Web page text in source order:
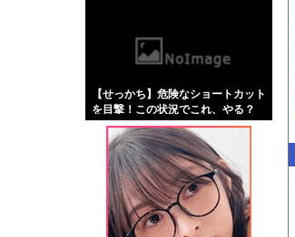
【せっかち】危険なショートカット
を目撃！この状況でこれ、やる？